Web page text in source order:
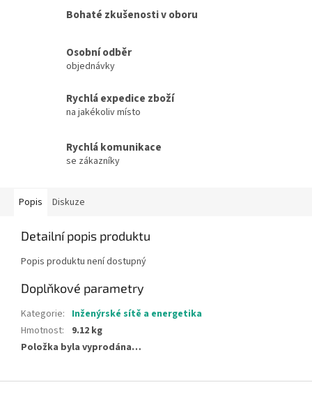
Bohaté zkušenosti v oboru
Osobní odběr
objednávky
Rychlá expedice zboží
na jakékoliv místo
Rychlá komunikace
se zákazníky
Popis Diskuze
Detailní popis produktu
Popis produktu není dostupný
Doplňkové parametry
Kategorie: Inženýrské sítě a energetika
Hmotnost:
9.12 kg
Položka byla vyprodána…